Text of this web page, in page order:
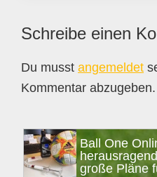
Leser-
Interaktionen
Schreibe einen
Du musst angemeldet
Kommentar abzugeben.
Seitenspalte
Ball One
große Pläne